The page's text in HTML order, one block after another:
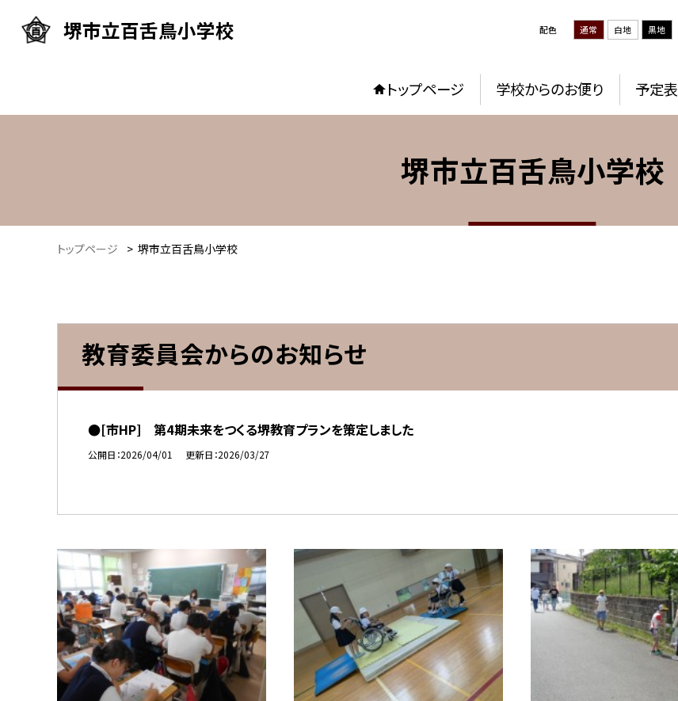
堺市立百舌鳥小学校 配色 通常 白地 黒地
トップページ 学校からのお便り 予定表
堺市立百舌鳥小学校
トップページ > 堺市立百舌鳥小学校
教育委員会からのお知らせ
●[市HP] 第4期未来をつくる堺教育プランを策定しました
公開日 2026/04/01 更新日 2026/03/27